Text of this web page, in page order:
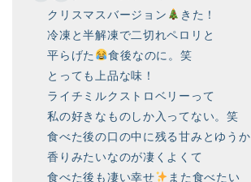
クリスマスバージョン
きた！
冷凍と半解凍で二切れペロリと
平らげた
食後なのに。笑
とっても上品な味！
ライチミルクストロベリーって
私の好きなものしか入ってない。笑
食べた後の口の中に残る甘みとゆうか
香りみたいなのが凄くよくて
食べた後も凄い幸せ
また食べたい